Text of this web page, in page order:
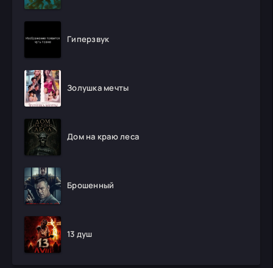
Гиперзвук
Золушка мечты
Дом на краю леса
Брошенный
13 душ